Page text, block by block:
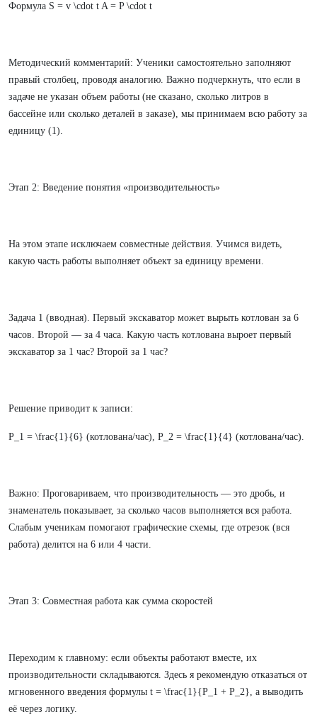
Формула S = v \cdot t A = P \cdot t
Методический комментарий: Ученики самостоятельно заполняют
правый столбец, проводя аналогию. Важно подчеркнуть, что если в
задаче не указан объем работы (не сказано, сколько литров в
бассейне или сколько деталей в заказе), мы принимаем всю работу за
единицу (1).
Этап 2: Введение понятия «производительность»
На этом этапе исключаем совместные действия. Учимся видеть,
какую часть работы выполняет объект за единицу времени.
Задача 1 (вводная). Первый экскаватор может вырыть котлован за 6
часов. Второй — за 4 часа. Какую часть котлована выроет первый
экскаватор за 1 час? Второй за 1 час?
Решение приводит к записи:
P_1 = \frac{1}{6} (котлована/час), P_2 = \frac{1}{4} (котлована/час).
Важно: Проговариваем, что производительность — это дробь, и
знаменатель показывает, за сколько часов выполняется вся работа.
Слабым ученикам помогают графические схемы, где отрезок (вся
работа) делится на 6 или 4 части.
Этап 3: Совместная работа как сумма скоростей
Переходим к главному: если объекты работают вместе, их
производительности складываются. Здесь я рекомендую отказаться от
мгновенного введения формулы t = \frac{1}{P_1 + P_2}, а выводить
её через логику.